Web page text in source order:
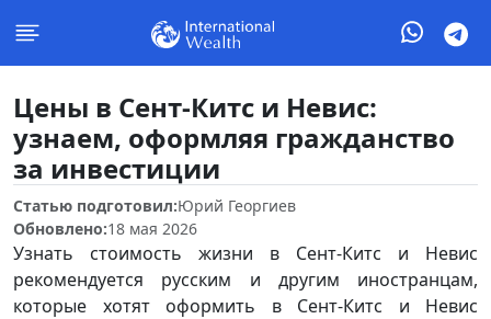
Цены в Сент-Китс и Невис:
узнаем, оформляя гражданство
за инвестиции
Статью подготовил:Юрий Георгиев
Обновлено:18 мая 2026
Узнать стоимость жизни в Сент-Китс и Невис
рекомендуется русским и другим иностранцам,
которые хотят оформить в Сент-Китс и Невис